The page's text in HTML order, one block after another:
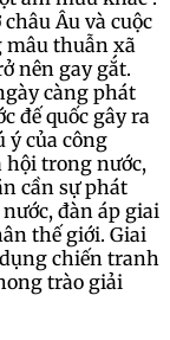
Âu và cuộc
mâu thuẫn xã
nên gay gắt.
càng phát
đế quốc gây ra
ý của công
hội trong nước,
cần sự phát
đàn áp giai
thế giới. Giai
chiến tranh
trào giải